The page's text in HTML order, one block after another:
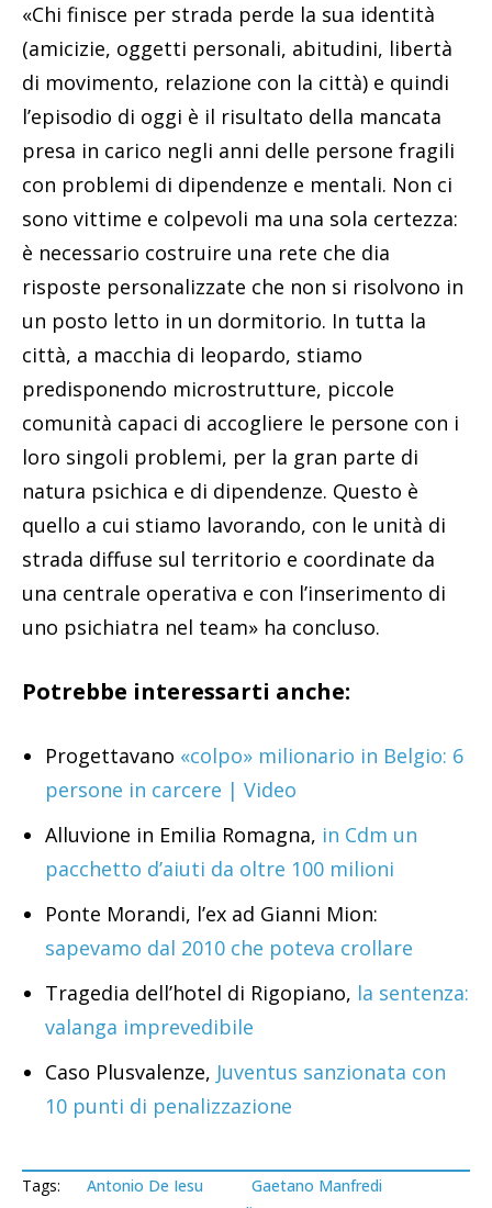
«Chi finisce per strada perde la sua identità
(amicizie, oggetti personali, abitudini, libertà
di movimento, relazione con la città) e quindi
l’episodio di oggi è il risultato della mancata
presa in carico negli anni delle persone fragili
con problemi di dipendenze e mentali. Non ci
sono vittime e colpevoli ma una sola certezza:
è necessario costruire una rete che dia
risposte personalizzate che non si risolvono in
un posto letto in un dormitorio. In tutta la
città, a macchia di leopardo, stiamo
predisponendo microstrutture, piccole
comunità capaci di accogliere le persone con i
loro singoli problemi, per la gran parte di
natura psichica e di dipendenze. Questo è
quello a cui stiamo lavorando, con le unità di
strada diffuse sul territorio e coordinate da
una centrale operativa e con l’inserimento di
uno psichiatra nel team» ha concluso.
Potrebbe interessarti anche:
Progettavano «colpo» milionario in Belgio: 6
persone in carcere | Video
Alluvione in Emilia Romagna, in Cdm un
pacchetto d’aiuti da oltre 100 milioni
Ponte Morandi, l’ex ad Gianni Mion:
sapevamo dal 2010 che poteva crollare
Tragedia dell’hotel di Rigopiano, la sentenza:
valanga imprevedibile
Caso Plusvalenze, Juventus sanzionata con
10 punti di penalizzazione
Tags: Antonio De Iesu
Gaetano Manfredi